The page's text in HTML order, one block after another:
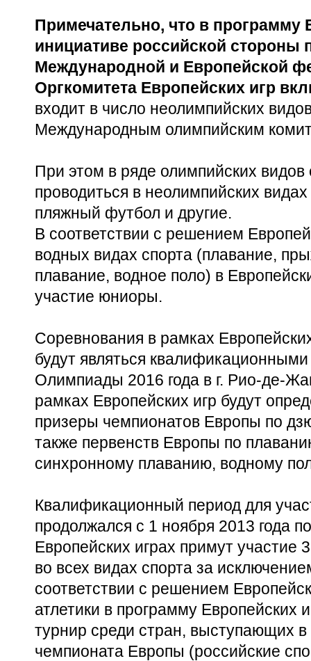
Примечательно, что в программу
инициативе российской стороны
Международной и Европейской
Оргкомитета Европейских игр
входит в число неолимпийских
Международным олимпийским
При этом в ряде олимпийских видов
проводиться в неолимпийских
пляжный футбол и другие.
В соответствии с решением
водных видах спорта (плавание,
плавание, водное поло) в
участие юниоры.
Соревнования в рамках
будут являться
Олимпиады 2016 года в г. Рио-де-
рамках Европейских игр будут
призеры чемпионатов Европы по
также первенств Европы по
синхронному плаванию, водному
Квалификационный период для
продолжался с 1 ноября 2013 года
Европейских играх примут участие
во всех видах спорта за
соответствии с решением
атлетики в программу Европейских
турнир среди стран, выступающих в
чемпионата Европы (российские